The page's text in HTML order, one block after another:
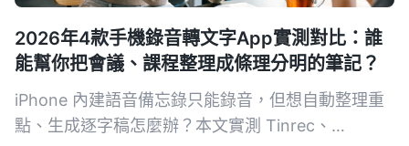
2026年4款手機錄音轉文字App實測對比：誰
能幫你把會議、課程整理成條理分明的筆記？
iPhone 內建語音備忘錄只能錄音，但想自動整理重
點、生成逐字稿怎麼辦？本文實測 Tinrec、